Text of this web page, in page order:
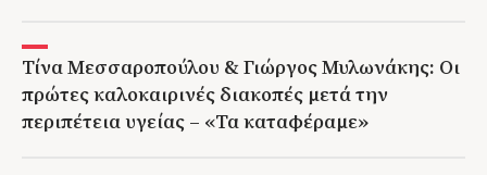
Τίνα Μεσσαροπούλου & Γιώργος Μυλωνάκης: Οι
πρώτες καλοκαιρινές διακοπές μετά την
περιπέτεια υγείας – «Τα καταφέραμε»